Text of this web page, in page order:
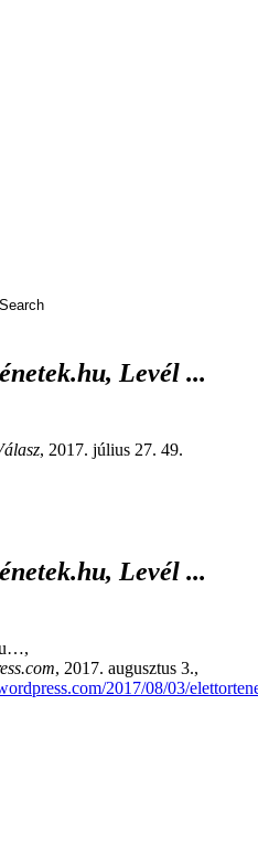
Levél ...
, 2017. július 27. 49.
Levél ...
, 2017. augusztus 3.,
2017/08/03/